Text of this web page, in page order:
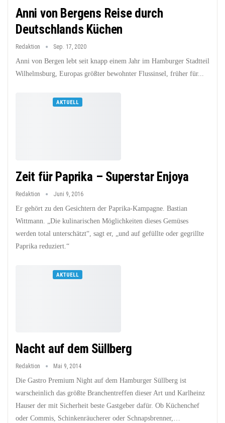
Anni von Bergens Reise durch
Deutschlands Küchen
Redaktion Sep. 17, 2020
Anni von Bergen lebt seit knapp einem Jahr im Hamburger Stadtteil
Wilhelmsburg, Europas größter bewohnter Flussinsel, früher für...
AKTUELL
Zeit für Paprika – Superstar Enjoya
Redaktion Juni 9, 2016
Er gehört zu den Gesichtern der Paprika-Kampagne. Bastian
Wittmann. „Die kulinarischen Möglichkeiten dieses Gemüses
werden total unterschätzt“, sagt er, „und auf gefüllte oder gegrillte
Paprika reduziert.“
AKTUELL
Nacht auf dem Süllberg
Redaktion Mai 9, 2014
Die Gastro Premium Night auf dem Hamburger Süllberg ist
warscheinlich das größte Branchentreffen dieser Art und Karlheinz
Hauser der mit Sicherheit beste Gastgeber dafür. Ob Küchenchef
oder Commis, Schinkenräucherer oder Schnapsbrenner,…